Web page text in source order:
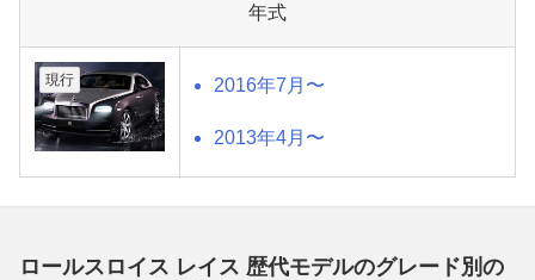
年式
現行 2016年7月〜
2013年4月〜
ロールスロイス レイス 歴代モデルのグレード別の